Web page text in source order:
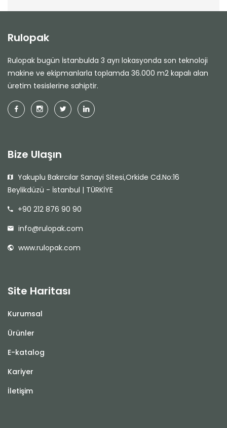
Rulopak
Rulopak bugün İstanbulda 3 ayrı lokasyonda son teknoloji
makine ve ekipmanlarla toplamda 36.000 m2 kapalı alan
üretim tesislerine sahiptir.
Bize Ulaşın
Yakuplu Bakırcılar Sanayi Sitesi,Orkide Cd.No:16
Beylikdüzü - İstanbul | TÜRKİYE
+90 212 876 90 90
info@rulopak.com
www.rulopak.com
Site Haritası
Kurumsal
Ürünler
E-katalog
Kariyer
İletişim